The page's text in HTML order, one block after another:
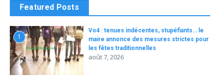
Featured Posts
1
Vo4 : tenues indécentes, stupéfiants… le
maire annonce des mesures strictes pour
les fêtes traditionnelles
août 7, 2026